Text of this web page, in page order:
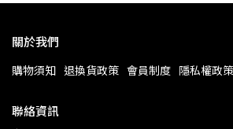
關於我們
購物須知 退換貨政策 會員制度 隱私權政策
聯絡資訊